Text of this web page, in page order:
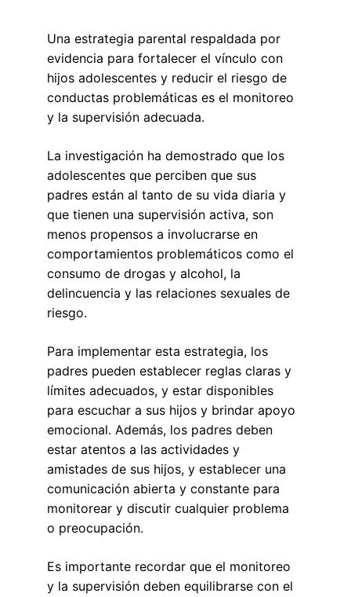
Una estrategia parental respaldada por
evidencia para fortalecer el vínculo con
hijos adolescentes y reducir el riesgo de
conductas problemáticas es el monitoreo
y la supervisión adecuada.
La investigación ha demostrado que los
adolescentes que perciben que sus
padres están al tanto de su vida diaria y
que tienen una supervisión activa, son
menos propensos a involucrarse en
comportamientos problemáticos como el
consumo de drogas y alcohol, la
delincuencia y las relaciones sexuales de
riesgo.
Para implementar esta estrategia, los
padres pueden establecer reglas claras y
límites adecuados, y estar disponibles
para escuchar a sus hijos y brindar apoyo
emocional. Además, los padres deben
estar atentos a las actividades y
amistades de sus hijos, y establecer una
comunicación abierta y constante para
monitorear y discutir cualquier problema
o preocupación.
Es importante recordar que el monitoreo
y la supervisión deben equilibrarse con el